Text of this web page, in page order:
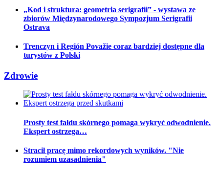
„Kod i struktura: geometria serigrafii” - wystawa ze
zbiorów Międzynarodowego Sympozjum Serigrafii
Ostrava
Trenczyn i Región Považie coraz bardziej dostępne dla
turystów z Polski
Zdrowie
Prosty test fałdu skórnego pomaga wykryć odwodnienie.
Ekspert ostrzega…
Stracił pracę mimo rekordowych wyników. "Nie
rozumiem uzasadnienia"